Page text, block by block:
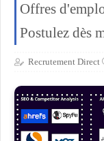
Offres
Postulez dès
Recrutement Direct